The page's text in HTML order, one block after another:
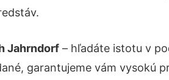
Jahrndorf – hľadáte istotu v
garantujeme vám vysokú